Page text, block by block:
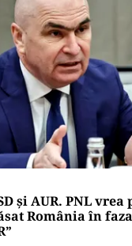
și AUR. PNL
România în